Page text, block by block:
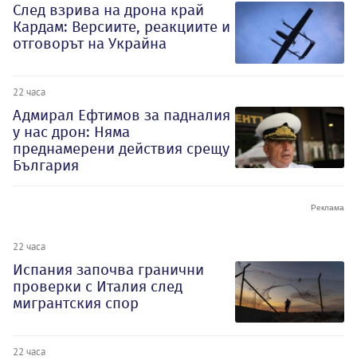
След взрива на дрона край
Кардам: Версиите, реакциите и
отговорът на Украйна
22 часа
Адмирал Ефтимов за падналия
у нас дрон: Няма
преднамерени действия срещу
България
22 часа
Испания започва гранични
проверки с Италия след
мигрантския спор
22 часа